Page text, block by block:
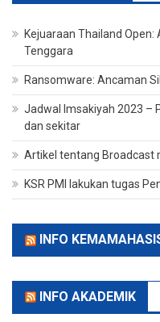
Kejuaraan Thailand
Tenggara
Ransomware: Ancaman
Jadwal Imsakiyah 2023 –
dan sekitar
Artikel tentang Broadcast
KSR PMI lakukan tugas
INFO
INFO AKADEMIK